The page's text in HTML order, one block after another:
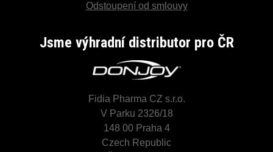
Odstoupení od smlouvy
Jsme výhradní distributor pro ČR
Fidia Pharma CZ s.r.o.
V Parku 2326/18
148 00 Praha 4
Czech Republic